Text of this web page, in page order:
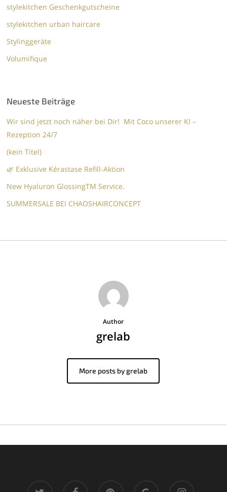
stylekitchen Geschenkgutscheine
stylekitchen urban haircare
Stylinggeräte
Volumifique
Neueste Beiträge
Wir sind jetzt noch näher bei Dir! Mit Coco unserer KI –
Rezeption 24/7
(kein Titel)
🌿 Exklusive Kérastase Refill-Aktion
New Hyaluron GlossingTM​ Service.​
SUMMERSALE BEI CHAOSHAIRCONCEPT
Author
grelab
More posts by grelab